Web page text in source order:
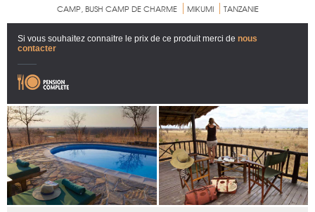
CAMP, BUSH CAMP DE CHARME MIKUMI TANZANIE
Si vous souhaitez connaitre le prix de ce produit merci de nous
contacter